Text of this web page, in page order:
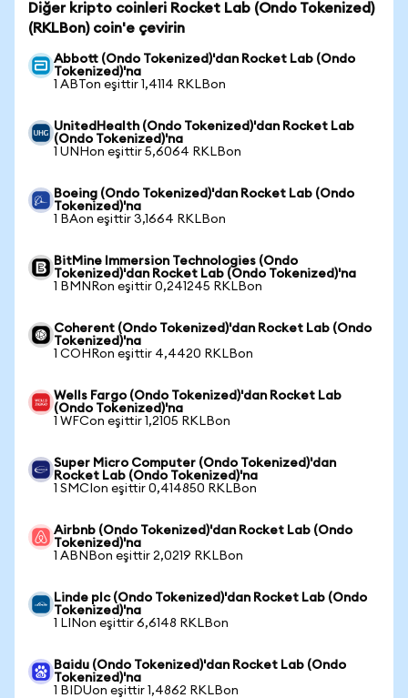
Diğer kripto coinleri Rocket Lab (Ondo Tokenized)
(RKLBon) coin'e çevirin
Abbott (Ondo Tokenized)'dan Rocket Lab (Ondo
Tokenized)'na
1 ABTon eşittir 1,4114 RKLBon
UnitedHealth (Ondo Tokenized)'dan Rocket Lab
(Ondo Tokenized)'na
1 UNHon eşittir 5,6064 RKLBon
Boeing (Ondo Tokenized)'dan Rocket Lab (Ondo
Tokenized)'na
1 BAon eşittir 3,1664 RKLBon
BitMine Immersion Technologies (Ondo
Tokenized)'dan Rocket Lab (Ondo Tokenized)'na
1 BMNRon eşittir 0,241245 RKLBon
Coherent (Ondo Tokenized)'dan Rocket Lab (Ondo
Tokenized)'na
1 COHRon eşittir 4,4420 RKLBon
Wells Fargo (Ondo Tokenized)'dan Rocket Lab
(Ondo Tokenized)'na
1 WFCon eşittir 1,2105 RKLBon
Super Micro Computer (Ondo Tokenized)'dan
Rocket Lab (Ondo Tokenized)'na
1 SMCIon eşittir 0,414850 RKLBon
Airbnb (Ondo Tokenized)'dan Rocket Lab (Ondo
Tokenized)'na
1 ABNBon eşittir 2,0219 RKLBon
Linde plc (Ondo Tokenized)'dan Rocket Lab (Ondo
Tokenized)'na
1 LINon eşittir 6,6148 RKLBon
Baidu (Ondo Tokenized)'dan Rocket Lab (Ondo
Tokenized)'na
1 BIDUon eşittir 1,4862 RKLBon